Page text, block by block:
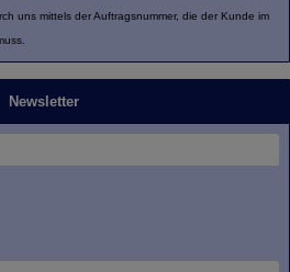
uns mittels der Auftragsnummer, die der Kunde im
Newsletter